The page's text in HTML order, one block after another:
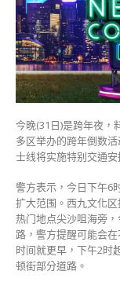
及
兰
桂
坊
下
午
起
路
公
共
交
通
服
务
时
间
延
今晚(31日)是跨年夜，
多区举办的跨年倒数
士线将实施特别交通
警方表示，今日下午6
扩大范围。西九文化
热门地点尖沙咀海旁
路，警方提醒可能会
时间就更早，下午2时
顿街部分道路。